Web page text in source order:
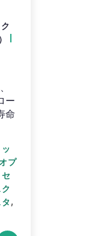
ー
命
プ
セ
,